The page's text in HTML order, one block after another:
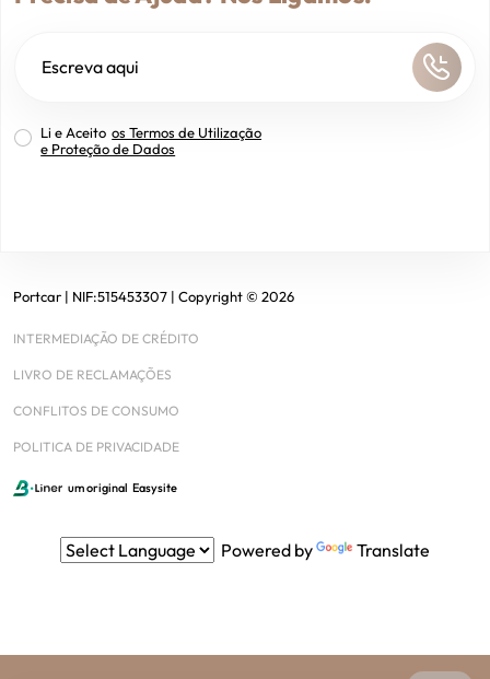
Li e Aceito os Termos de Utilização
e Proteção de Dados
Portcar | NIF:515453307 | Copyright © 2026
INTERMEDIAÇÃO DE CRÉDITO
LIVRO DE RECLAMAÇÕES
CONFLITOS DE CONSUMO
POLITICA DE PRIVACIDADE
um original Easysite
Powered by Translate